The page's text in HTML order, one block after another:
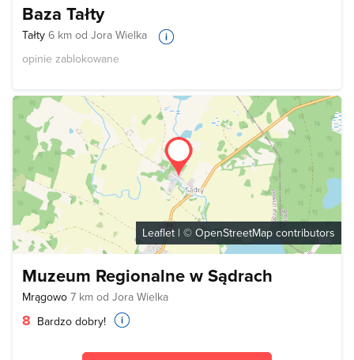
Baza Tałty
Tałty 6 km od Jora Wielka
opinie zablokowane
Leaflet | © OpenStreetMap contributors
Muzeum Regionalne w Sądrach
Mrągowo 7 km od Jora Wielka
8 Bardzo dobry!